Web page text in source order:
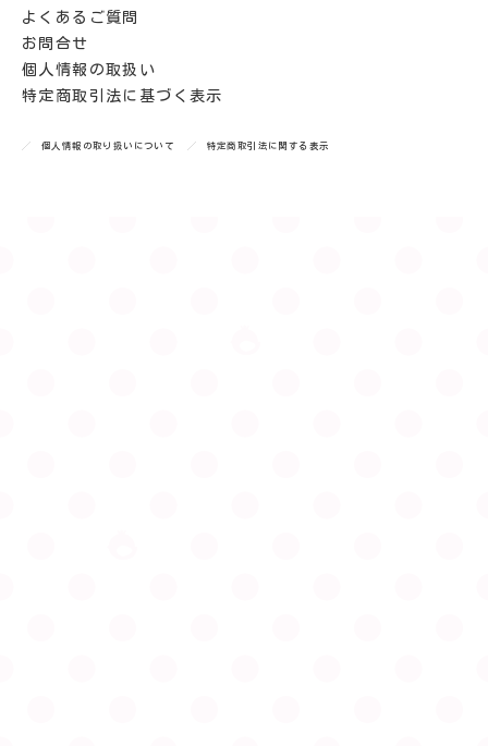
よくあるご質問
お問合せ
個人情報の取扱い
特定商取引法に基づく表示
個人情報の取り扱いについて 特定商取引法に関する表示